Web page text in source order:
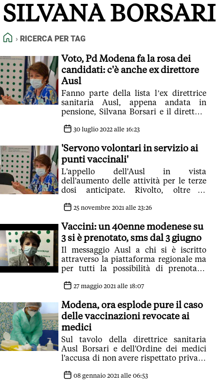
FEED RSS
NORMATIVE DEONTOLOGICHE
TERMINI e CONDIZIONI
SILVANA BORSARI
HOME
RICERCA PER TAG
Voto, Pd Modena fa la rosa dei
candidati: c'è anche ex direttore
Ausl
Fanno parte della lista l’ex direttrice
sanitaria Ausl, appena andata in
pensione, Silvana Borsari e il direttore
30 luglio 2022 alle 16:23
'Servono volontari in servizio ai
punti vaccinali'
L'appello dell'Ausl in vista
dell'aumento delle attività per le terze
dosi anticipate. Rivolto, oltre ai
esperienza
25 novembre 2021 alle 23:26
Vaccini: un 40enne modenese su
3 si è prenotato, sms dal 3 giugno
Il messaggio Ausl a chi si è iscritto
attraverso la piattaforma regionale ma
per tutti la possibilità di prenotarsi
27 maggio 2021 alle 18:07
Modena, ora esplode pure il caso
delle vaccinazioni revocate ai
medici
Sul tavolo della direttrice sanitaria
Ausl Borsari e dell'Ordine dei medici
l'accusa di non avere rispettato privacy
vaccinare prima
08 gennaio 2021 alle 06:53